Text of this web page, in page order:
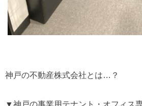
神戸の不動産株式会社とは…？
▼神戸の事業用テナント・オフィス